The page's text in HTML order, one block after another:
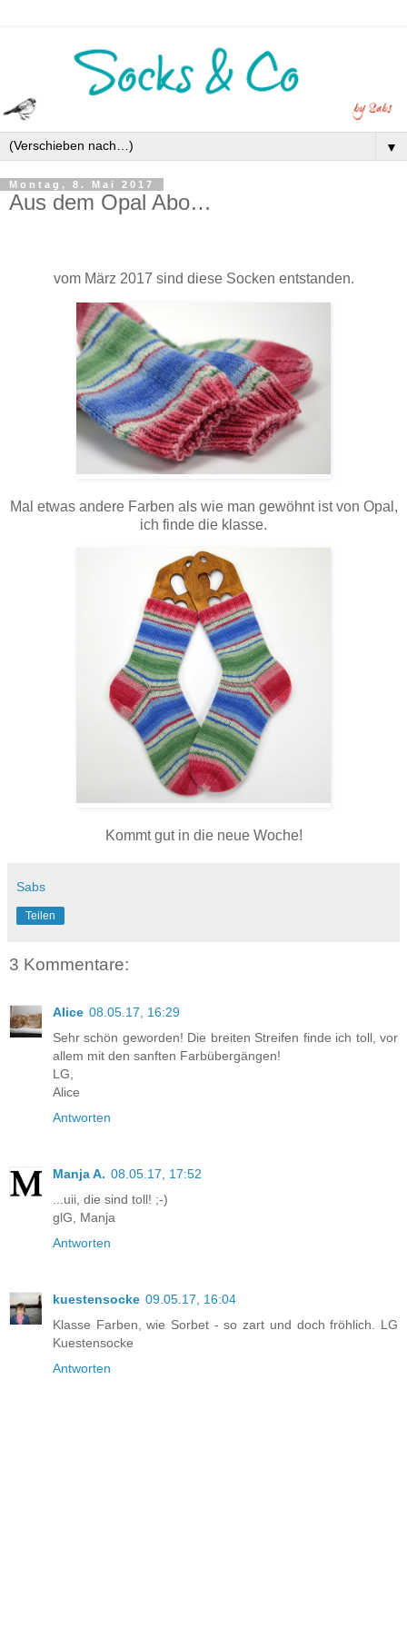
▼
Montag, 8. Mai 2017
Aus dem Opal Abo…
vom März 2017 sind diese Socken entstanden.
Mal etwas andere Farben als wie man gewöhnt ist von Opal,
ich finde die klasse.
Kommt gut in die neue Woche!
Sabs
Teilen
3 Kommentare:
Alice 08.05.17, 16:29
Sehr schön geworden! Die breiten Streifen finde ich toll, vor
allem mit den sanften Farbübergängen!
LG,
Alice
Antworten
Manja A. 08.05.17, 17:52
...uii, die sind toll! ;-)
glG, Manja
Antworten
kuestensocke 09.05.17, 16:04
Klasse Farben, wie Sorbet - so zart und doch fröhlich. LG
Kuestensocke
Antworten